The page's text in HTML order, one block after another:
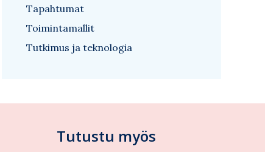
Tapahtumat
Toimintamallit
Tutkimus ja teknologia
Tutustu myös